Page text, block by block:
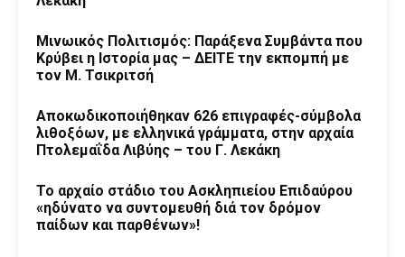
Μινωικός Πολιτισμός: Παράξενα Συμβάντα που
Κρύβει η Ιστορία μας – ΔΕΙΤΕ την εκπομπή με
τον Μ. Τσικριτσή
Αποκωδικοποιήθηκαν 626 επιγραφές-σύμβολα
λιθοξόων, με ελληνικά γράμματα, στην αρχαία
Πτολεμαΐδα Λιβύης – του Γ. Λεκάκη
Το αρχαίο στάδιο του Ασκληπιείου Επιδαύρου
«ηδύνατο να συντομευθή διά τον δρόμον
παίδων και παρθένων»!